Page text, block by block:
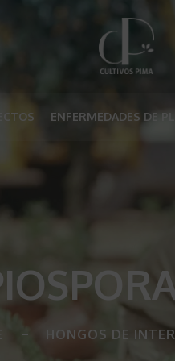
ENFERMEDADES DE
HONGOS DE